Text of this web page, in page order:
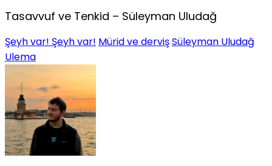
Tasavvuf ve Tenkid – Süleyman Uludağ
Şeyh var! Şeyh var! Mürid ve dervişSüleyman Uludağ
Ulema